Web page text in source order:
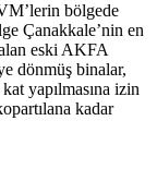
bölgede
Çanakkale’nin en
eski AKFA
dönmüş binalar,
yapılmasına izin
kadar